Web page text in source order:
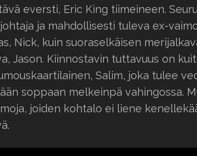
eversti, Eric King tiimeineen.
ja mahdollisesti tuleva ex-
Nick, kuin suoraselkäisen
Jason. Kiinnostavin tuttavuus on
Salim, joka tulee
soppaan melkeinpä vahingossa.
joiden kohtalo ei liene